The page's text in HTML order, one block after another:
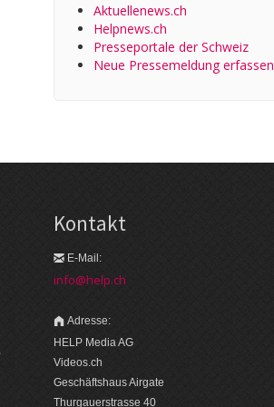
Aktuellenews.ch
Helpnews.ch
Presseportale der Schweiz
Neue Pressemeldung erfassen
Kontakt
E-Mail:
info@help.ch
Adresse:
HELP Media AG
Videos.ch
Geschäftshaus Airgate
Thurgauerstrasse 40